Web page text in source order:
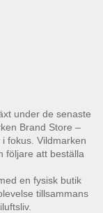
under de senaste
Brand Store –
fokus. Vildmarken
följare att beställa
en fysisk butik
tillsammans